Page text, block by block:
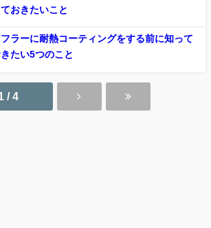
ておきたいこと
ラーに耐熱コーティングをする前に知って
たい5つのこと
/ 4